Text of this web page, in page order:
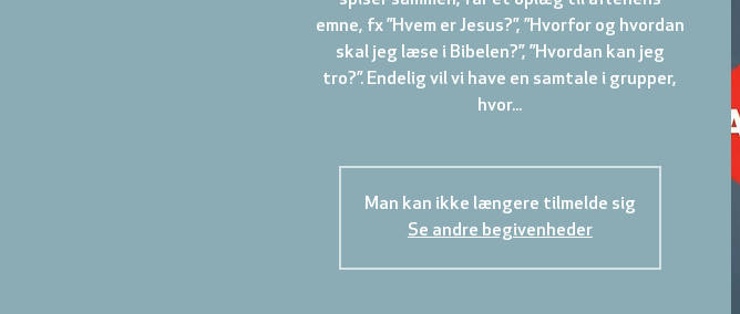
emne, fx ”Hvem er Jesus?”, ”Hvorfor og hvordan
skal jeg læse i Bibelen?”, ”Hvordan kan jeg
tro?”. Endelig vil vi have en samtale i grupper,
hvor...
Man kan ikke længere tilmelde sig
Se andre begivenheder